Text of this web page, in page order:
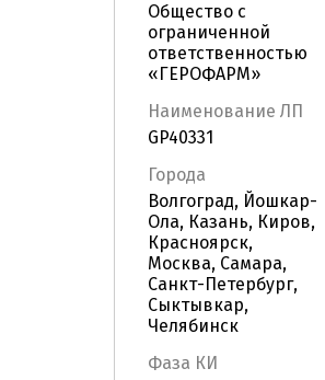
Общество с
ограниченной
ответственностью
«ГЕРОФАРМ»
Наименование ЛП
GP40331
Города
Волгоград, Йошкар-
Ола, Казань, Киров,
Красноярск,
Москва, Самара,
Санкт-Петербург,
Сыктывкар,
Челябинск
Фаза КИ